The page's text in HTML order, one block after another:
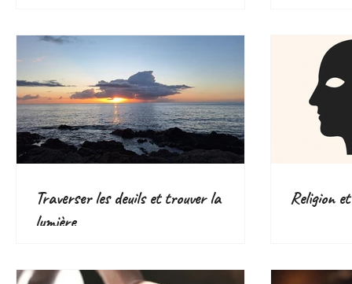
Traverser les deuils et trouver la
lumière
Religion